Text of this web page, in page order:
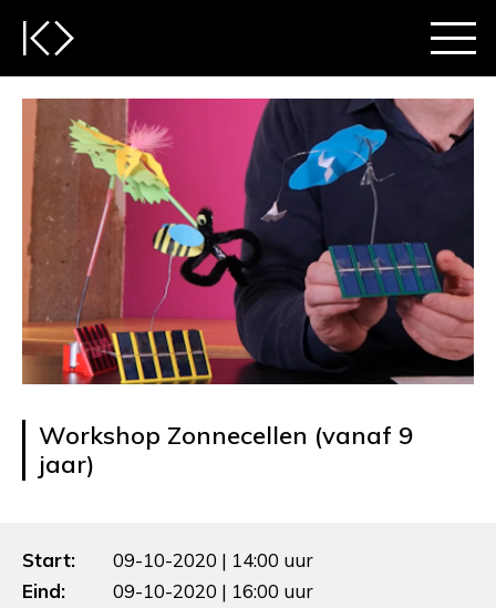
Workshop Zonnecellen (vanaf 9
jaar)
Start:
09-10-2020 | 14:00 uur
Eind:
09-10-2020 | 16:00 uur